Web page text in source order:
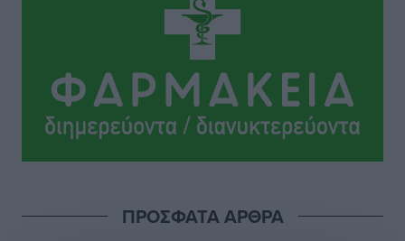
Τουρισμός: «Φτωχός συγγενής κάμπινγκ και
Ειδήσεις• πριν 5 ώρες
Έφυγε από τη ζωή ο επί σειρά ετών εφημέριος στον
ΠΡΟΣΦΑΤΑ ΑΡΘΡΑ